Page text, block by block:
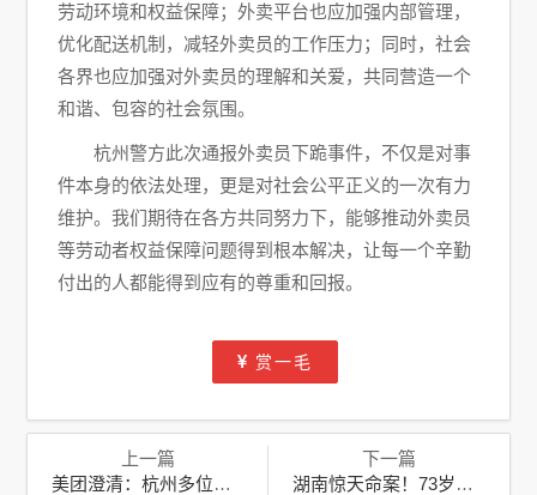
劳动环境和权益保障；外卖平台也应加强内部管理，
优化配送机制，减轻外卖员的工作压力；同时，社会
各界也应加强对外卖员的理解和关爱，共同营造一个
和谐、包容的社会氛围。
杭州警方此次通报外卖员下跪事件，不仅是对事
件本身的依法处理，更是对社会公平正义的一次有力
维护。我们期待在各方共同努力下，能够推动外卖员
等劳动者权益保障问题得到根本解决，让每一个辛勤
付出的人都能得到应有的尊重和回报。
赏一毛
上一篇
美团澄清：杭州多位外卖骑手被封号传闻不实，坚决维护骑手权益
下一篇
湖南惊天命案！73岁老汉成逃犯，警方悬赏缉拿引全城轰动